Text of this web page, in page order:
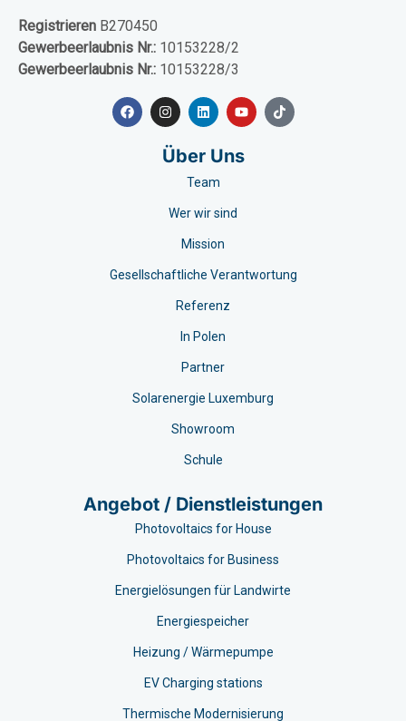
Registrieren B270450
Gewerbeerlaubnis Nr.: 10153228/2
Gewerbeerlaubnis Nr.: 10153228/3
Über Uns
Team
Wer wir sind
Mission
Gesellschaftliche Verantwortung
Referenz
In Polen
Partner
Solarenergie Luxemburg
Showroom
Schule
Angebot / Dienstleistungen
Photovoltaics for House
Photovoltaics for Business
Energielösungen für Landwirte
Energiespeicher
Heizung / Wärmepumpe
EV Charging stations​
Thermische Modernisierung